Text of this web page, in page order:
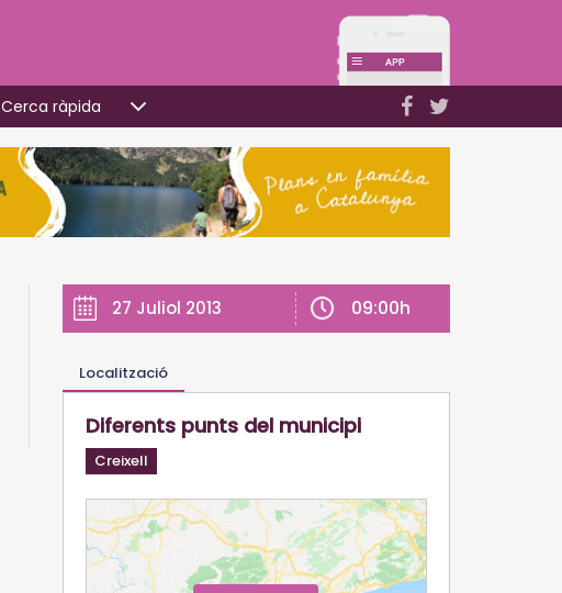
Cerca ràpida
27 Juliol 2013 09:00h
Localització
Diferents punts del municipi
Creixell